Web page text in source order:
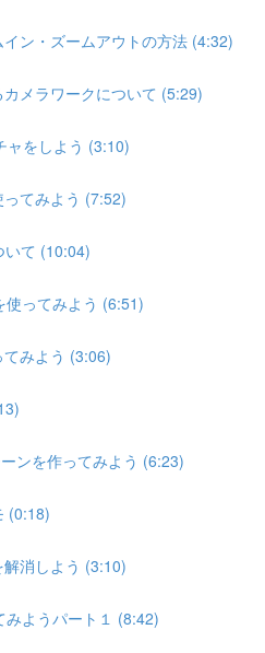
ン・ズームアウトの方法 (4:32)
メラワークについて (5:29)
ャをしよう (3:10)
ってみよう (7:52)
いて (10:04)
ってみよう (6:51)
みよう (3:06)
ンを作ってみよう (6:23)
(0:18)
消しよう (3:10)
みようパート１ (8:42)